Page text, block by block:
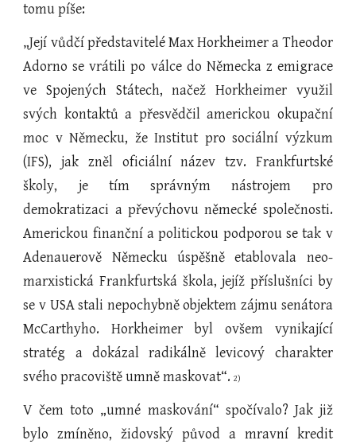
tomu píše:
„Její vůdčí představitelé Max Horkheimer a Theodor
Adorno se vrátili po válce do Německa z emigrace
ve Spojených Státech, načež Horkheimer využil
svých kontaktů a přesvědčil americkou okupační
moc v Německu, že Institut pro sociální výzkum
(IFS), jak zněl oficiální název tzv. Frankfurtské
školy, je tím správným nástrojem pro
demokratizaci a převýchovu německé společnosti.
Americkou finanční a politickou podporou se tak v
Adenauerově Německu úspěšně etablovala neo-
marxistická Frankfurtská škola, jejíž příslušníci by
se v USA stali nepochybně objektem zájmu senátora
McCarthyho. Horkheimer byl ovšem vynikající
stratég a dokázal radikálně levicový charakter
svého pracoviště umně maskovat“.2)
V čem toto „umné maskování“ spočívalo? Jak již
bylo zmíněno, židovský původ a mravní kredit